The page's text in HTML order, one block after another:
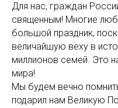
Для нас, граждан
священным! Многие
большой праздник,
величайшую веху в
миллионов семей. Это
мира!
Мы будем вечно
подарил нам Великую